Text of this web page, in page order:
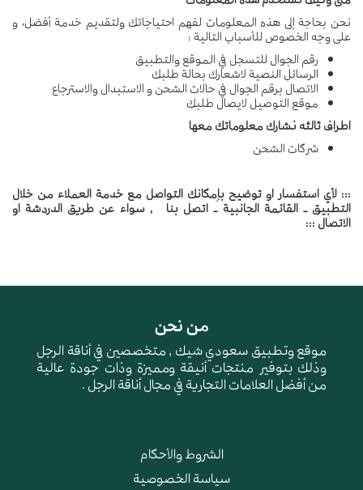
نحن بحاجة إلى هذه المعلومات لفهم احتياجاتك ولتقديم خدمة أفضل، و
على وجه الخصوص للأسباب التالية :
رقم الجوال للتسجل في الموقع والتطبيق
الرسائل النصية لاشعارك بحالة طلبك
الاتصال برقم الجوال في حالات الشحن و الاستبدال والاسترجاع
موقع التوصيل لايصال طلبك
اطراف ثالثه نشارك معلوماتك معها
شركات الشحن
::: لأي استفسار او توضيح بإمكانك التواصل مع خدمة العملاء من خلال
التطبيق - القائمة الجانبية - اتصل بنا , سواء عن طريق الدردشة او
الاتصال :::
من نحن
موقع وتطبيق سعودي شيك , متخصصين في أناقة الرجل
وذلك بتوفير منتجات أنيقة ومميزة وذات جودة عالية
من أفضل العلامات التجارية في مجال أناقة الرجل .
الشروط والأحكام
سياسة الخصوصية